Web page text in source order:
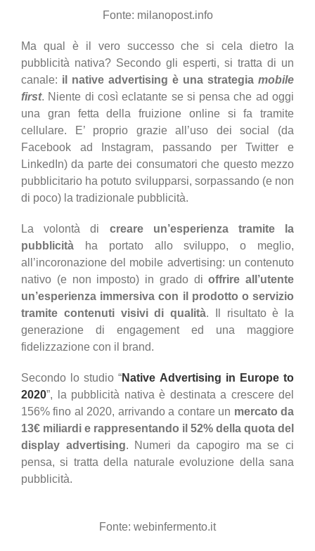
Fonte: milanopost.info
Ma qual è il vero successo che si cela dietro la
pubblicità nativa? Secondo gli esperti, si tratta di un
canale: il native advertising è una strategia mobile
first. Niente di così eclatante se si pensa che ad oggi
una gran fetta della fruizione online si fa tramite
cellulare. E’ proprio grazie all’uso dei social (da
Facebook ad Instagram, passando per Twitter e
LinkedIn) da parte dei consumatori che questo mezzo
pubblicitario ha potuto svilupparsi, sorpassando (e non
di poco) la tradizionale pubblicità.
La volontà di creare un’esperienza tramite la
pubblicità ha portato allo sviluppo, o meglio,
all’incoronazione del mobile advertising: un contenuto
nativo (e non imposto) in grado dioffrire all’utente
un’esperienza immersiva con il prodotto o servizio
tramite contenuti visivi di qualità. Il risultato è la
generazione di engagement ed una maggiore
fidelizzazione con il brand.
Secondo lo studio “Native Advertising in Europe to
2020”, la pubblicità nativa è destinata a crescere del
156% fino al 2020, arrivando a contare un mercato da
13€ miliardi e rappresentando il 52% della quota del
display advertising. Numeri da capogiro ma se ci
pensa, si tratta della naturale evoluzione della sana
pubblicità.
Fonte: webinfermento.it